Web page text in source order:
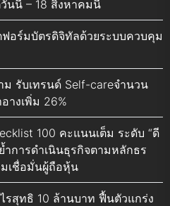
นนี้ – 18 สิงหาคมนี้
อร์มบัตรดิจิทัลด้วยระบบควบคุม
ม รับเทรนด์ Self-careจำนวน
างเพิ่ม 26%
100 คะแนนเต็ม ระดับ “ดี
ำการดำเนินธุรกิจตามหลักธร
เชื่อมั่นผู้ถือหุ้น
รสุทธิ 10 ล้านบาท ฟื้นตัวแกร่ง